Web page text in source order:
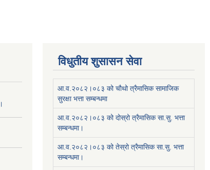
विधुतीय शुसासन सेवा
आ.व.२०८२।०८३ को चौथो त्रैमासिक सामाजिक
सुरक्षा भत्ता सम्बन्धमा
आ.व.२०८२।०८३ को दोस्रो त्रैमासिक सा.सु. भत्ता
सम्बन्धमा।
आ.व.२०८२।०८३ को तेस्रो त्रैमासिक सा.सु. भत्ता
सम्बन्धमा।